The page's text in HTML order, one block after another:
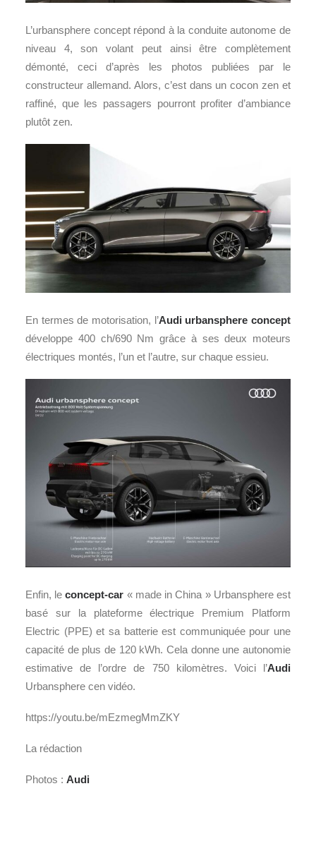
L’urbansphere concept répond à la conduite autonome de
niveau 4, son volant peut ainsi être complètement
démonté, ceci d’après les photos publiées par le
constructeur allemand. Alors, c’est dans un cocon zen et
raffiné, que les passagers pourront profiter d’ambiance
plutôt zen.
En termes de motorisation, l’Audi urbansphere concept
développe 400 ch/690 Nm grâce à ses deux moteurs
électriques montés, l’un et l’autre, sur chaque essieu.
Enfin, leconcept-car « made in China » Urbansphere est
basé sur la plateforme électrique Premium Platform
Electric (PPE) et sa batterie est communiquée pour une
capacité de plus de 120 kWh. Cela donne une autonomie
estimative de l’ordre de 750 kilomètres. Voici l’Audi
Urbansphere cen vidéo.
https://youtu.be/mEzmegMmZKY
La rédaction
Photos : Audi